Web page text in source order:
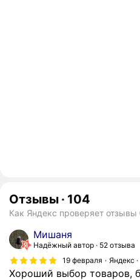
Отзывы · 104
Как Яндекс проверяет отзывы
Мишаня
Надёжный автор
52 отзыва
19 февраля
Яндекс
Хороший выбор товаров,